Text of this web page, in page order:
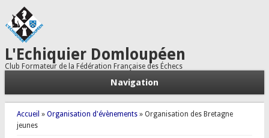
L'Echiquier Domloupéen
Club Formateur de la Fédération Française des Échecs
Navigation
Vous êtes ici
Accueil » Organisation d'évènements» Organisation des Bretagne
jeunes